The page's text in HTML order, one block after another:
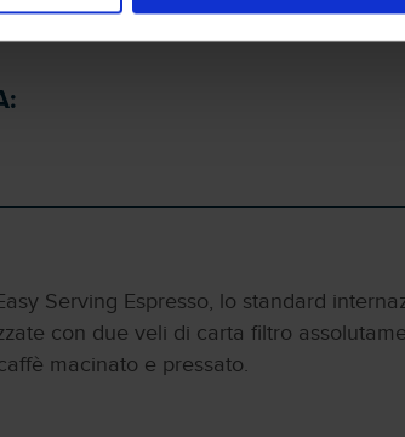
Serving Espresso, lo standard
con due veli di carta filtro
macinato e pressato.